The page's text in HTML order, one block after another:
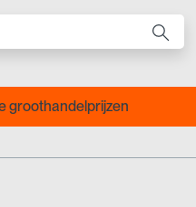
groothandelprijzen